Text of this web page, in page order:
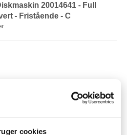
cookies
20014641 - Full
- Fristående - C